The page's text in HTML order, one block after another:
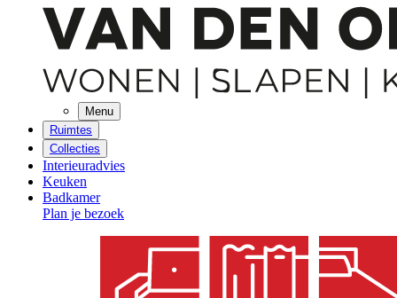
Menu
Ruimtes
Collecties
Interieuradvies
Keuken
Badkamer
Plan je bezoek